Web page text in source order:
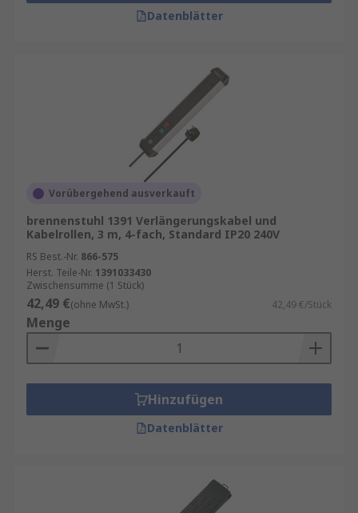
Datenblätter
Vorübergehend ausverkauft
brennenstuhl 1391 Verlängerungskabel und
Kabelrollen, 3 m, 4-fach, Standard IP20 240V
RS Best.-Nr. 866-575
Herst. Teile-Nr. 1391033430
Zwischensumme (1 Stück)
42,49 €(ohne MwSt.) 42,49 €/Stück
Menge
Hinzufügen
Datenblätter